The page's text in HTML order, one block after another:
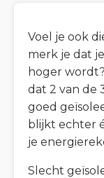
Voel je ook
merk je dat
hoger
dat 2 van de
goed
blijkt echter
je
Slecht